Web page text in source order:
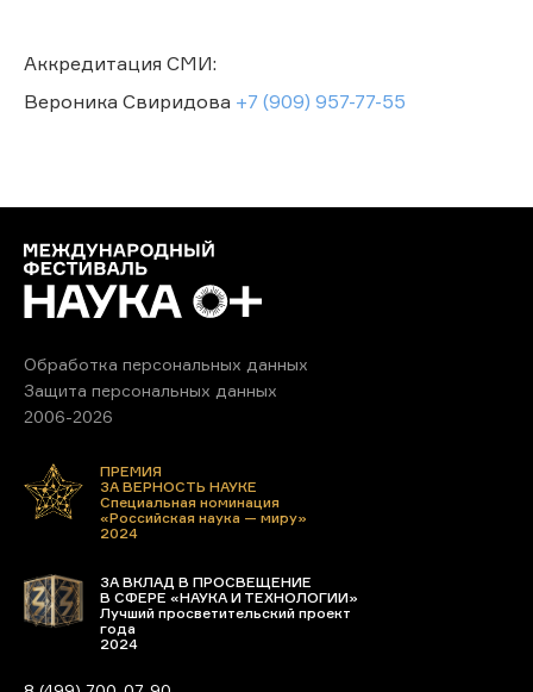
Аккредитация СМИ:
Вероника Свиридова +7 (909) 957-77-55
Обработка персональных данных
Защита персональных данных
2006-2026
ПРЕМИЯ
ЗА ВЕРНОСТЬ НАУКЕ
Специальная номинация
«Российская наука — миру»
2024
ЗА ВКЛАД В ПРОСВЕЩЕНИЕ
В СФЕРЕ «НАУКА И ТЕХНОЛОГИИ»
Лучший просветительский проект
года
2024